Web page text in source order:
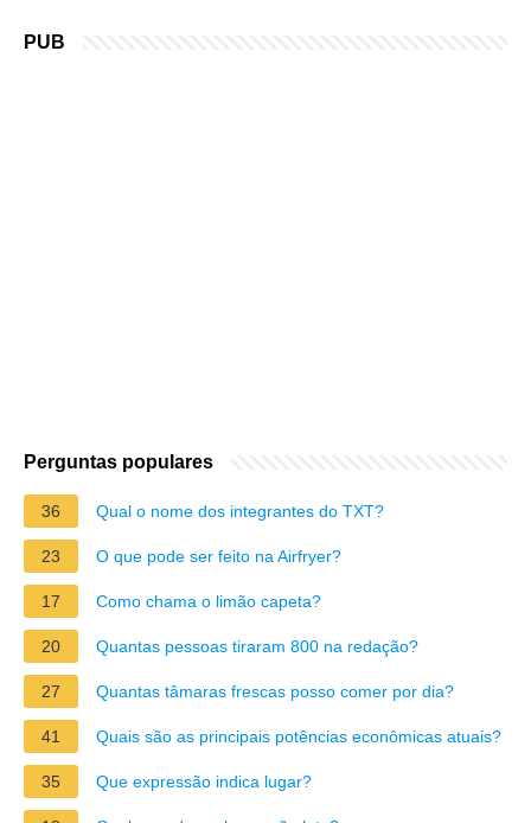
PUB
Perguntas populares
36 Qual o nome dos integrantes do TXT?
23 O que pode ser feito na Airfryer?
17 Como chama o limão capeta?
20 Quantas pessoas tiraram 800 na redação?
27 Quantas tâmaras frescas posso comer por dia?
41 Quais são as principais potências econômicas atuais?
35 Que expressão indica lugar?